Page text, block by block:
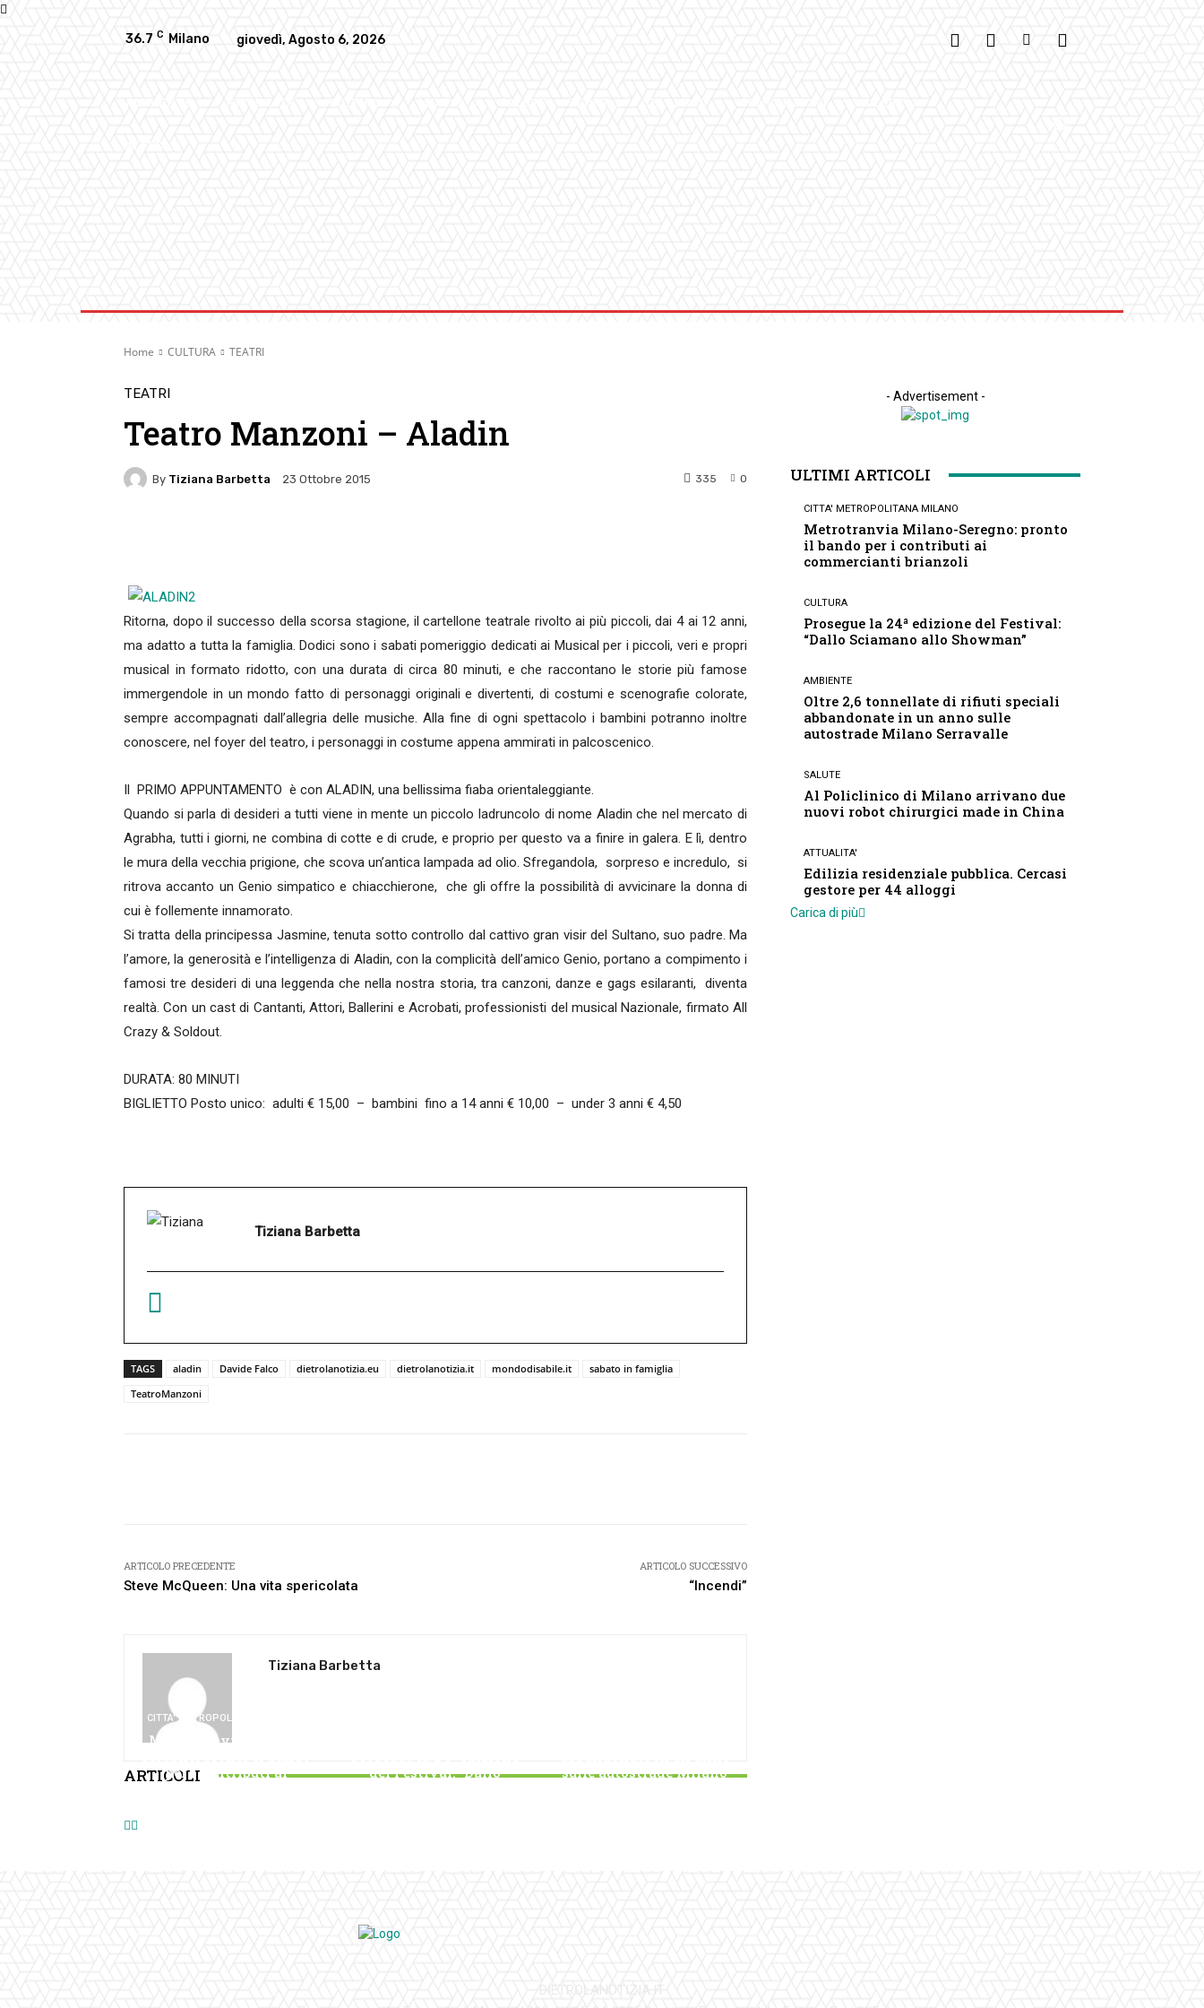
36.7 C Milano giovedì, Agosto 6, 2026
Home CULTURA TEATRI
TEATRI
Teatro Manzoni – Aladin
By Tiziana Barbetta 23 Ottobre 2015 0
335
Ritorna, dopo il successo della scorsa stagione, il cartellone teatrale rivolto ai più piccoli, dai 4 ai 12 anni,
ma adatto a tutta la famiglia. Dodici sono i sabati pomeriggio dedicati ai Musical per i piccoli, veri e propri
musical in formato ridotto, con una durata di circa 80 minuti, e che raccontano le storie più famose
immergendole in un mondo fatto di personaggi originali e divertenti, di costumi e scenografie colorate,
sempre accompagnati dall’allegria delle musiche. Alla fine di ogni spettacolo i bambini potranno inoltre
conoscere, nel foyer del teatro, i personaggi in costume appena ammirati in palcoscenico.
Il PRIMO APPUNTAMENTO è con ALADIN, una bellissima fiaba orientaleggiante.
Quando si parla di desideri a tutti viene in mente un piccolo ladruncolo di nome Aladin che nel mercato di
Agrabha, tutti i giorni, ne combina di cotte e di crude, e proprio per questo va a finire in galera. E lì, dentro
le mura della vecchia prigione, che scova un’antica lampada ad olio. Sfregandola, sorpreso e incredulo, si
ritrova accanto un Genio simpatico e chiacchierone, che gli offre la possibilità di avvicinare la donna di
cui è follemente innamorato.
Si tratta della principessa Jasmine, tenuta sotto controllo dal cattivo gran visir del Sultano, suo padre. Ma
l’amore, la generosità e l’intelligenza di Aladin, con la complicità dell’amico Genio, portano a compimento i
famosi tre desideri di una leggenda che nella nostra storia, tra canzoni, danze e gags esilaranti, diventa
realtà. Con un cast di Cantanti, Attori, Ballerini e Acrobati, professionisti del musical Nazionale, firmato All
Crazy & Soldout.
DURATA: 80 MINUTI
BIGLIETTO Posto unico: adulti € 15,00 – bambini fino a 14 anni € 10,00 – under 3 anni € 4,50
Tiziana Barbetta
TAGS aladin Davide Falco dietrolanotizia.eu dietrolanotizia.it mondodisabile.it
sabato in famiglia
TeatroManzoni
ARTICOLO PRECEDENTE
Steve McQueen: Una vita spericolata
ARTICOLO SUCCESSIVO
“Incendi”
Tiziana Barbetta
ARTICOLI
CITTA' METROPOLITANA MILANO
Metrotranvia Milano-
per i contributi ai
del Festival: “Dallo
sulle autostrade Milano
- Advertisement -
ULTIMI ARTICOLI
CITTA' METROPOLITANA MILANO
Metrotranvia Milano-Seregno: pronto
il bando per i contributi ai
commercianti brianzoli
CULTURA
Prosegue la 24ª edizione del Festival:
“Dallo Sciamano allo Showman”
AMBIENTE
Oltre 2,6 tonnellate di rifiuti speciali
abbandonate in un anno sulle
autostrade Milano Serravalle
SALUTE
Al Policlinico di Milano arrivano due
nuovi robot chirurgici made in China
ATTUALITA'
Edilizia residenziale pubblica. Cercasi
gestore per 44 alloggi
Carica di più